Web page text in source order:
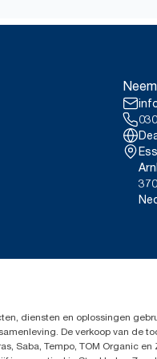
Tork OptiServe® per
(LCA) voor alle
Omdat deze
in CO2-rapportage voor
diensten en oplossingen
De verkoop van de
Saba, Tempo, TOM Organic